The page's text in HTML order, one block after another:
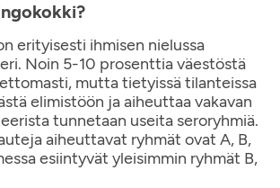
erityisesti ihmisen nielussa
Noin 5-10 prosenttia väestöstä
mutta tietyissä tilanteissa
elimistöön ja aiheuttaa vakavan
tunnetaan useita seroryhmiä.
aiheuttavat ryhmät ovat A, B,
esiintyvät yleisimmin ryhmät B,